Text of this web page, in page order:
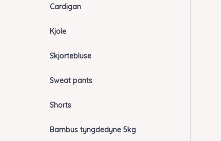
Cardigan
Kjole
Skjortebluse
Sweat pants
Shorts
Bambus tyngdedyne 5kg